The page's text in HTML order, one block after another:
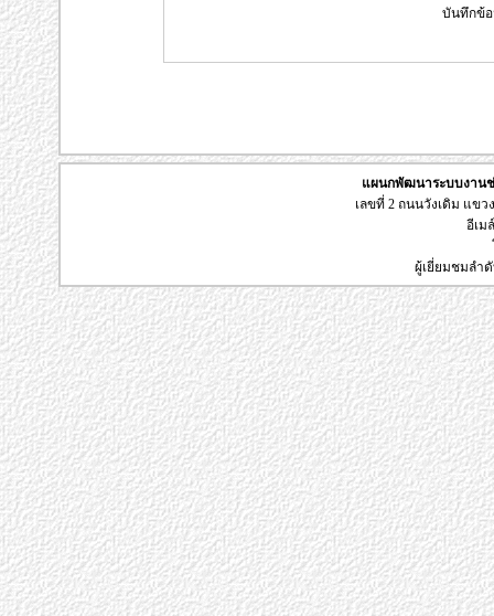
บันทึกข้อ
แผนกพัฒนาระบบงานช่
เลขที่ 2 ถนนวังเดิม แขว
อีเม
ผู้เยี่ยมชมล